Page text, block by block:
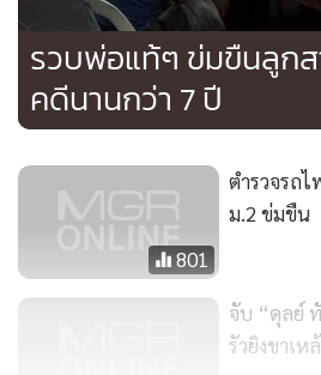
คดีตามกฎหมาย หลังเกิดเหตุผู้ต้องห
โดยตลอดโดยการเปลี่ยนที่อยู่อาศัยไ
ระยะเวลา 15 ปี จนตำรวจ บก.ปคม. จั
รวบพ่อแท้ๆ ข่มขืนลูกส
คดีนานกว่า 7 ปี
801
ตำรวจรถ
ม.2 ข่มขืน
จับ “ดุลย์
รัวยิงขาเห